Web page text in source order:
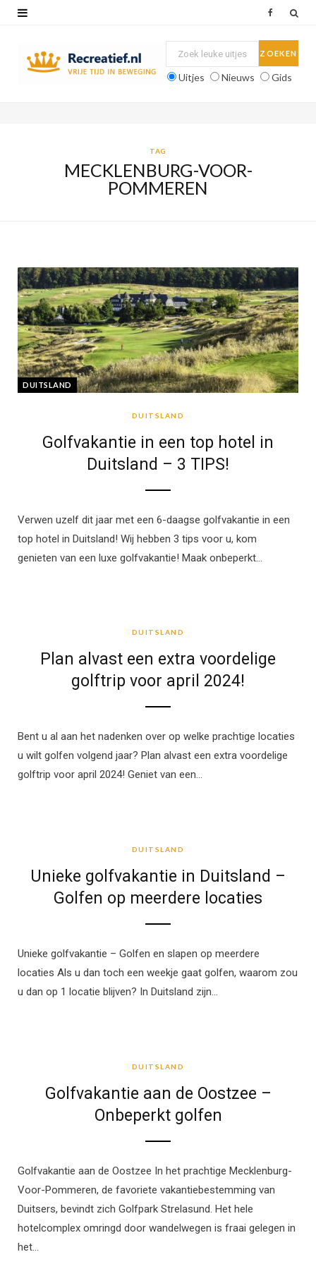
Uitjes Nieuws Gids
TAG
MECKLENBURG-VOOR-
POMMEREN
DUITSLAND
DUITSLAND
Golfvakantie in een top hotel in
Duitsland – 3 TIPS!
Verwen uzelf dit jaar met een 6-daagse golfvakantie in een
top hotel in Duitsland! Wij hebben 3 tips voor u, kom
genieten van een luxe golfvakantie! Maak onbeperkt…
DUITSLAND
Plan alvast een extra voordelige
golftrip voor april 2024!
Bent u al aan het nadenken over op welke prachtige locaties
u wilt golfen volgend jaar? Plan alvast een extra voordelige
golftrip voor april 2024! Geniet van een…
DUITSLAND
Unieke golfvakantie in Duitsland –
Golfen op meerdere locaties
Unieke golfvakantie – Golfen en slapen op meerdere
locaties Als u dan toch een weekje gaat golfen, waarom zou
u dan op 1 locatie blijven? In Duitsland zijn…
DUITSLAND
Golfvakantie aan de Oostzee –
Onbeperkt golfen
Golfvakantie aan de Oostzee In het prachtige Mecklenburg-
Voor-Pommeren, de favoriete vakantiebestemming van
Duitsers, bevindt zich Golfpark Strelasund. Het hele
hotelcomplex omringd door wandelwegen is fraai gelegen in
het…